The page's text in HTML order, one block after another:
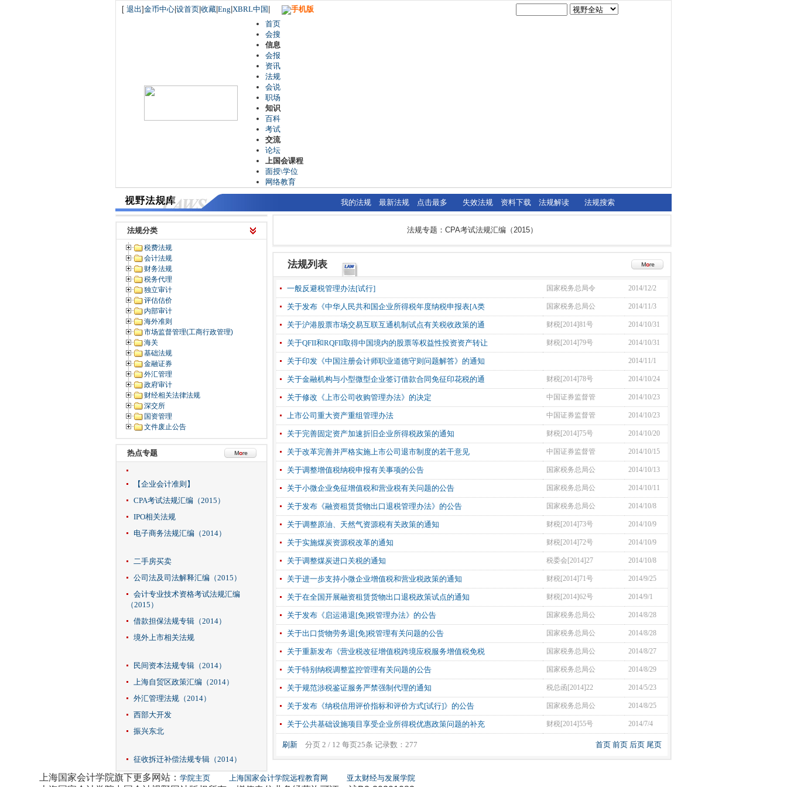
[ 退出]金币中心 设首页 收藏 Eng XBRL中国
手机版
首页
会搜
信息
会报
资讯
法规
会说
职场
知识
百科
考试
交流
论坛
上国会课程
面授\学位
网络教育
我的法规 最新法规 点击最多 失效法规 资料下载 法规解读 法规搜索
法规分类
税费法规
会计法规
财务法规
税务代理
独立审计
评估估价
内部审计
海外准则
市场监督管理(工商行政管理)
海关
基础法规
金融证券
外汇管理
政府审计
财经相关法律法规
深交所
国资管理
文件废止公告
热点专题
【企业会计准则】
CPA考试法规汇编（2015）
IPO相关法规
电子商务法规汇编（2014）
二手房买卖
公司法及司法解释汇编（2015）
会计专业技术资格考试法规汇编
（2015）
借款担保法规专辑（2014）
境外上市相关法规
民间资本法规专辑（2014）
上海自贸区政策汇编（2014）
外汇管理法规（2014）
西部大开发
振兴东北
征收拆迁补偿法规专辑（2014）
法规专题：CPA考试法规汇编（2015）
法规列表
一般反避税管理办法[试行] 国家税务总局令 2014/12/2
关于发布《中华人民共和国企业所得税年度纳税申报表[A类 国家税务总局公 2014/11/3
关于沪港股票市场交易互联互通机制试点有关税收政策的通 财税[2014]81号 2014/10/31
关于QFII和RQFII取得中国境内的股票等权益性投资资产转让 财税[2014]79号 2014/10/31
关于印发《中国注册会计师职业道德守则问题解答》的通知 2014/11/1
关于金融机构与小型微型企业签订借款合同免征印花税的通 财税[2014]78号 2014/10/24
关于修改《上市公司收购管理办法》的决定 中国证券监督管 2014/10/23
上市公司重大资产重组管理办法 中国证券监督管 2014/10/23
关于完善固定资产加速折旧企业所得税政策的通知 财税[2014]75号 2014/10/20
关于改革完善并严格实施上市公司退市制度的若干意见 中国证券监督管 2014/10/15
关于调整增值税纳税申报有关事项的公告 国家税务总局公 2014/10/13
关于小微企业免征增值税和营业税有关问题的公告 国家税务总局公 2014/10/11
关于发布《融资租赁货物出口退税管理办法》的公告 国家税务总局公 2014/10/8
关于调整原油、天然气资源税有关政策的通知 财税[2014]73号 2014/10/9
关于实施煤炭资源税改革的通知 财税[2014]72号 2014/10/9
关于调整煤炭进口关税的通知 税委会[2014]27 2014/10/8
关于进一步支持小微企业增值税和营业税政策的通知 财税[2014]71号 2014/9/25
关于在全国开展融资租赁货物出口退税政策试点的通知 财税[2014]62号 2014/9/1
关于发布《启运港退[免]税管理办法》的公告 国家税务总局公 2014/8/28
关于出口货物劳务退[免]税管理有关问题的公告 国家税务总局公 2014/8/28
关于重新发布《营业税改征增值税跨境应税服务增值税免税 国家税务总局公 2014/8/27
关于特别纳税调整监控管理有关问题的公告 国家税务总局公 2014/8/29
关于规范涉税鉴证服务严禁强制代理的通知 税总函[2014]22 2014/5/23
关于发布《纳税信用评价指标和评价方式[试行]》的公告 国家税务总局公 2014/8/25
关于公共基础设施项目享受企业所得税优惠政策问题的补充 财税[2014]55号 2014/7/4
刷新 分页 2 / 12 每页25条 记录数：277 首页 前页 后页 尾页
上海国家会计学院旗下更多网站： 学院主页 上海国家会计学院远程教育网 亚太财经与发展学院